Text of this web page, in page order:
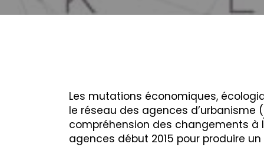
Les mutations économiques,
le réseau des agences d’urbanisme (
compréhension des changements à
agences début 2015 pour produire